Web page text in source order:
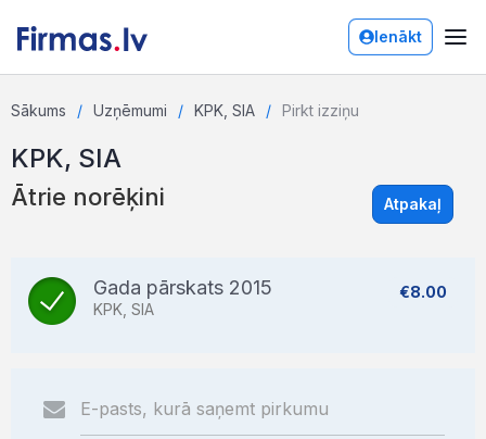
Ienākt
Sākums Uzņēmumi KPK, SIA Pirkt izziņu
KPK, SIA
Ātrie norēķini Atpakaļ
Gada pārskats 2015
KPK, SIA
€8.00